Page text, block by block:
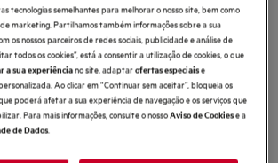
Ficha de informação do produto
Plus: Alto desempenho para ar mais
ar da sua cozinha se mantém fresco com
durável com a Pure Illumination.
pode ir à máquina de lavar loiça e mantém o seu
tecnologias semelhantes para melhorar o nosso site, bem como
marketing. Partilhamos também informações sobre a sua
os nossos parceiros de redes sociais, publicidade e análise de
todos os cookies”, está a consentir a utilização de cookies, o que
a sua experiênciano site, adaptarofertas especiaise
Ao clicar em “Continuar sem aceitar”, bloqueia os
poderá afetar a sua experiência de navegação e os serviços que
Para mais informações, consulte o nossoAviso de Cookiese a
de Dados.